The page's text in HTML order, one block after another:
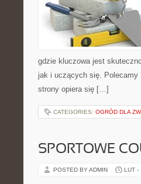
gdzie kluczowa jest
jak i uczących się. Polecamy
strony opiera się […]
CATEGORIES: OGRÓD DLA
SPORTOWE
POSTED BY ADMIN LUT -